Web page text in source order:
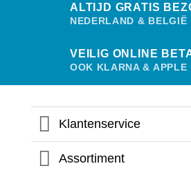
ALTIJD GRATIS
NEDERLAND & BELGIË
VEILIG ONLINE
OOK KLARNA & APPLE
Klantenservice
Assortiment